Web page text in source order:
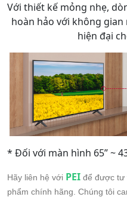
Với thiết kế mỏng nhẹ,
hoàn hảo với không
hiện đại
* Đối với màn hình 65” ~
Hãy liên hệ với PEI để được tư
phẩm chính hãng. Chúng tôi